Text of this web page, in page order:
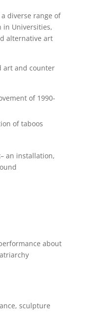
diverse range of
in Universities,
alternative art
art and counter
of 1990-
of taboos
– an installation,
about
sculpture